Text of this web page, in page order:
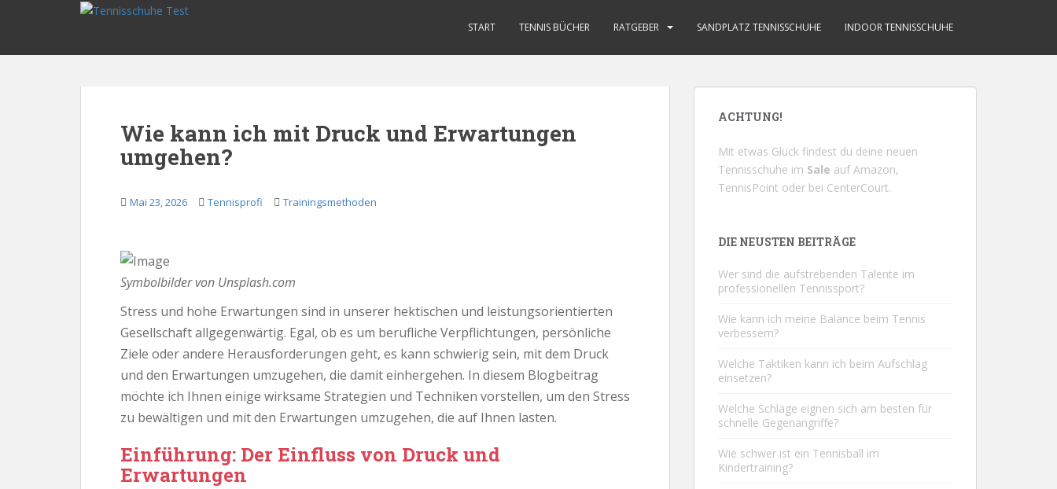
START TENNIS BÜCHER RATGEBER SANDPLATZ TENNISSCHUHE INDOOR TENNISSCHUHE
Wie kann ich mit Druck und Erwartungen
umgehen?
Mai 23, 2026 Tennisprofi Trainingsmethoden
Symbolbilder von Unsplash.com
Stress und hohe Erwartungen sind in unserer hektischen und leistungsorientierten
Gesellschaft allgegenwärtig. Egal, ob es um berufliche Verpflichtungen, persönliche
Ziele oder andere Herausforderungen geht, es kann schwierig sein, mit dem Druck
und den Erwartungen umzugehen, die damit einhergehen. In diesem Blogbeitrag
möchte ich Ihnen einige wirksame Strategien und Techniken vorstellen, um den Stress
zu bewältigen und mit den Erwartungen umzugehen, die auf Ihnen lasten.
Einführung: Der Einfluss von Druck und
Erwartungen
ACHTUNG!
Mit etwas Glück findest du deine neuen
Tennisschuhe im Sale aufAmazon,
TennisPoint oder bei CenterCourt.
DIE NEUSTEN BEITRÄGE
Wer sind die aufstrebenden Talente im
professionellen Tennissport?
Wie kann ich meine Balance beim Tennis
verbessern?
Welche Taktiken kann ich beim Aufschlag
einsetzen?
Welche Schläge eignen sich am besten für
schnelle Gegenangriffe?
Wie schwer ist ein Tennisball im
Kindertraining?